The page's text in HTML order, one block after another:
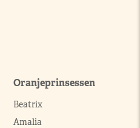
Oranjeprinsessen
Beatrix
Amalia